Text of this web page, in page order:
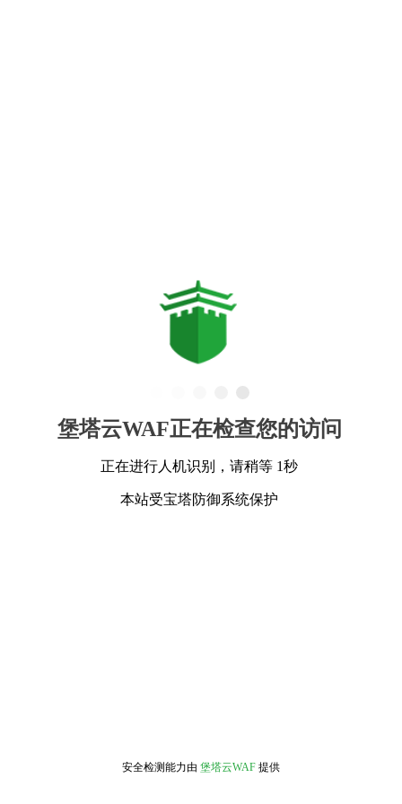
堡塔云WAF正在检查您的访问
正在进行人机识别，请稍等 1秒
本站受宝塔防御系统保护
安全检测能力由 堡塔云WAF 提供